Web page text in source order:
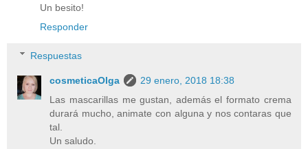
Un besito!
Responder
Respuestas
cosmeticaOlga
29 enero, 2018 18:38
Las mascarillas me gustan, además el formato crema
durará mucho, animate con alguna y nos contaras que
tal.
Un saludo.